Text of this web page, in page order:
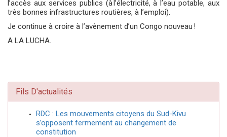
l’accès aux services publics (à l’électricité, à l’eau potable, aux
très bonnes infrastructures routières, à l’emploi).
Je continue à croire à l’avènement d’un Congo nouveau !
A LA LUCHA.
Fils D'actualités
RDC : Les mouvements citoyens du Sud-Kivu
s’opposent fermement au changement de
constitution